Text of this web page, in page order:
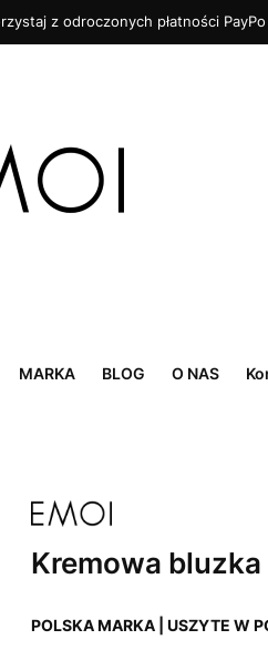
z odroczonych płatności PayPo
MARKA BLOG O NAS
Kremowa
POLSKA MARKA | USZYTE W